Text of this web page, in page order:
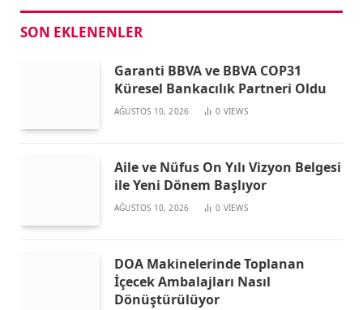
SON EKLENENLER
Garanti BBVA ve BBVA COP31
Küresel Bankacılık Partneri Oldu
AĞUSTOS 10, 2026 0 VIEWS
Aile ve Nüfus On Yılı Vizyon Belgesi
ile Yeni Dönem Başlıyor
AĞUSTOS 10, 2026 0 VIEWS
DOA Makinelerinde Toplanan
İçecek Ambalajları Nasıl
Dönüştürülüyor